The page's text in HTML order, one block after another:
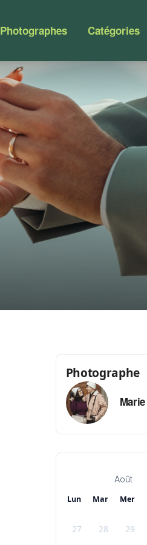
Photographes Catégories
Photographe
Lun Mar Mer
27 28 29